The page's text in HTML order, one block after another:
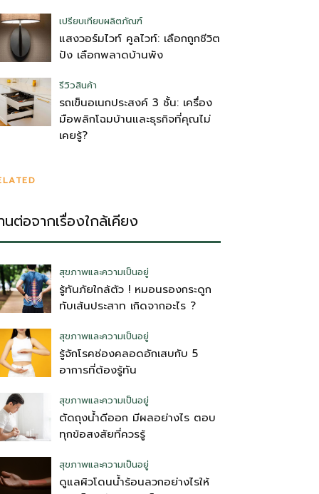
เปรียบเทียบผลิตภัณฑ์
แสงวอร์มไวท์ คูลไวท์: เลือกถูกชีวิต
ปัง เลือกพลาดบ้านพัง
รีวิวสินค้า
รถเข็นอเนกประสงค์ 3 ชั้น: เครื่อง
มือพลิกโฉมบ้านและธุรกิจที่คุณไม่
เคยรู้?
นต่อจากเรื่องใกล้เคียง
สุขภาพและความเป็นอยู่
รู้ทันภัยใกล้ตัว ! หมอนรองกระดูก
ทับเส้นประสาท เกิดจากอะไร ?
สุขภาพและความเป็นอยู่
รู้จักโรคช่องคลอดอักเสบกับ 5
อาการที่ต้องรู้ทัน
สุขภาพและความเป็นอยู่
ตัดถุงน้ําดีออก มีผลอย่างไร ตอบ
ทุกข้อสงสัยที่ควรรู้
สุขภาพและความเป็นอยู่
ดูแลผิวโดนน้ำร้อนลวกอย่างไรให้